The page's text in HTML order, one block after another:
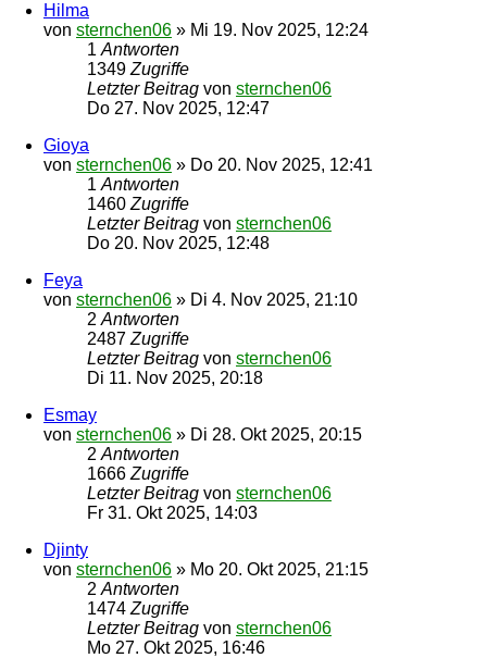
Hilma
von sternchen06 » Mi 19. Nov 2025, 12:24
1 Antworten
1349 Zugriffe
Letzter Beitrag von sternchen06
Do 27. Nov 2025, 12:47
Gioya
von sternchen06 » Do 20. Nov 2025, 12:41
1 Antworten
1460 Zugriffe
Letzter Beitrag von sternchen06
Do 20. Nov 2025, 12:48
Feya
von sternchen06 » Di 4. Nov 2025, 21:10
2 Antworten
2487 Zugriffe
Letzter Beitrag von sternchen06
Di 11. Nov 2025, 20:18
Esmay
von sternchen06 » Di 28. Okt 2025, 20:15
2 Antworten
1666 Zugriffe
Letzter Beitrag von sternchen06
Fr 31. Okt 2025, 14:03
Djinty
von sternchen06 » Mo 20. Okt 2025, 21:15
2 Antworten
1474 Zugriffe
Letzter Beitrag von sternchen06
Mo 27. Okt 2025, 16:46